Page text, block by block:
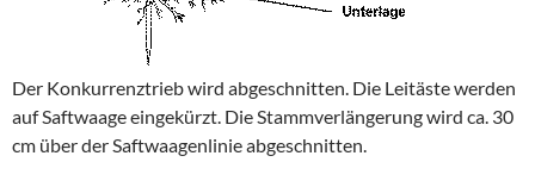
Der Konkurrenztrieb wird abgeschnitten. Die Leitäste werden
auf Saftwaage eingekürzt. Die Stammverlängerung wird ca. 30
cm über der Saftwaagenlinie abgeschnitten.